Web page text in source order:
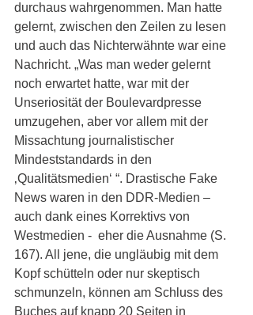
durchaus wahrgenommen. Man hatte
gelernt, zwischen den Zeilen zu lesen
und auch das Nichterwähnte war eine
Nachricht. „Was man weder gelernt
noch erwartet hatte, war mit der
Unseriosität der Boulevardpresse
umzugehen, aber vor allem mit der
Missachtung journalistischer
Mindeststandards in den
‚Qualitätsmedien‘ “. Drastische Fake
News waren in den DDR-Medien –
auch dank eines Korrektivs von
Westmedien -  eher die Ausnahme (S.
167). All jene, die ungläubig mit dem
Kopf schütteln oder nur skeptisch
schmunzeln, können am Schluss des
Buches auf knapp 20 Seiten in